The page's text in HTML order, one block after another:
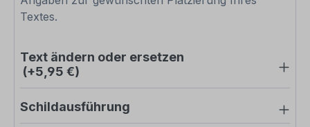
Textes.
Text ändern oder ersetzen
(+5,95 €)
Schildausführung